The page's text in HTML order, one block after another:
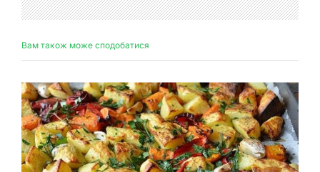
Вам також може сподобатися